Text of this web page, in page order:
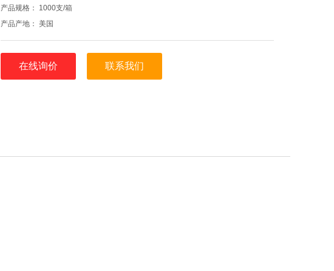
产品规格： 1000支/箱
产品产地： 美国
产品商标： 美国BD
注册证号：国械注进20152223659
在线询价 联系我们